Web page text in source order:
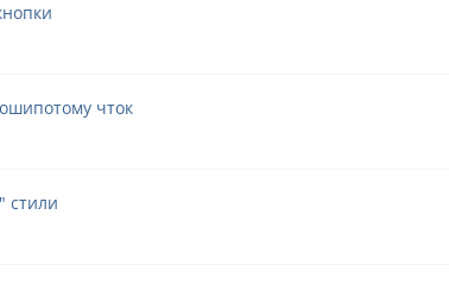
чток
стили